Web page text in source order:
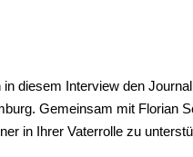
in diesem Interview den
Gemeinsam mit Florian
in Ihrer Vaterrolle zu